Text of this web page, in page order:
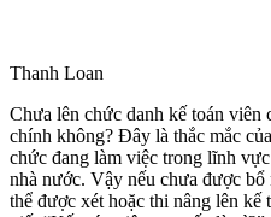
Thanh Loan
Chưa lên chức danh kế toán viên
chính không? Đây là thắc mắc
chức đang làm việc trong lĩnh
nhà nước. Vậy nếu chưa được
thể được xét hoặc thi nâng lên